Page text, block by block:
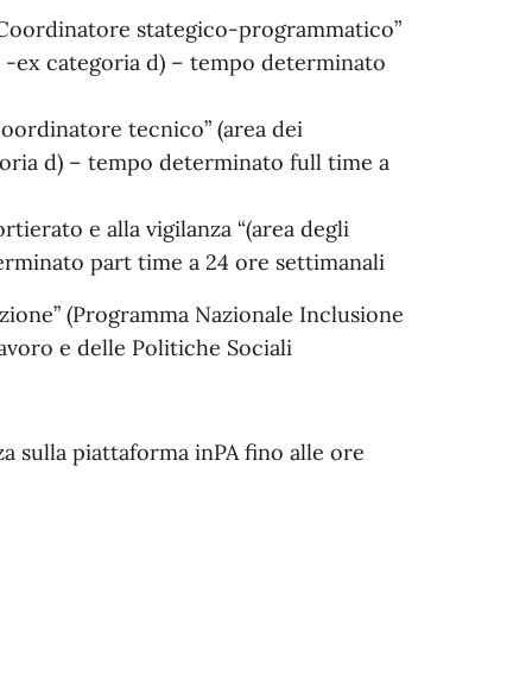
stategico-programmatico”
-ex categoria d) – tempo determinato
tecnico” (area dei
d) – tempo determinato full time a
e alla vigilanza “(area degli
part time a 24 ore settimanali
(Programma Nazionale Inclusione
e delle Politiche Sociali
sulla piattaforma inPA fino alle ore